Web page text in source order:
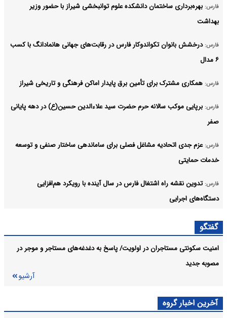
فارس: بهره‌برداری ساختمان دانشکده علوم توانبخشی شیراز با حضور وزیر
بهداشت
فارس: درخشش بانوان تکواندوکار فارس در رقابت‌های جهانی هانمادانگ‌ با کسب
۶ مدال
فارس: همکاری مشترک برای تأمین برق پایدار اماکن فرهنگی و تاریخی شیراز
فارس: برپایی موکب سالانه حرم حضرت سید علاءالدین حسین(ع) در دهه پایانی
صفر
فارس: عزم جدی اتحادیه مشاغل فصلی برای ساماندهی ساختار صنفی و توسعه
خدمات حمایتی
فارس: تدوین نقشه راه اشتغال فارس در سال آینده با رویکرد هم‌افزایی
دستگاه‌های اجرایی
فارس: فارس برای تقویت جایگاه سالمندان، پارک اختصاصی طراحی می‌کند
فارس: ثبت فارس، نزدیک به ۱۰۰ هزار سند مالکیت تک‌برگ صادر کرده است
فارس: نخستین سامانه هوشمند آبیاری جهان در مزارع فارس طراحی و اجرا شد
آرشیو
گفتگو
امنیت سکونتی مستاجران در اولویت/ پاسخ به دغدغه‌های مستاجر و‌ موجر در
مصوبه جدید
آرشیو
آخرین اخبار گروه